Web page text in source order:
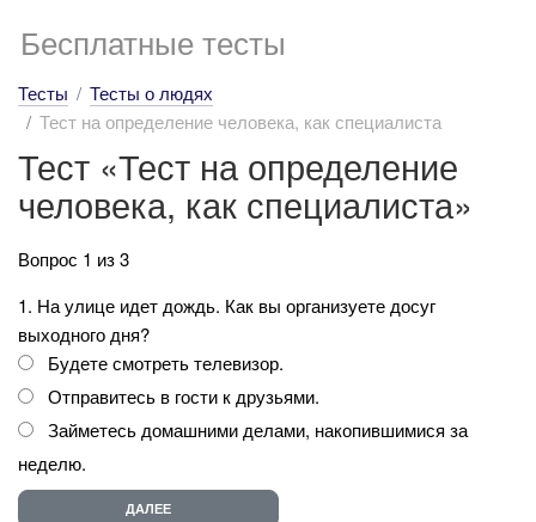
Бесплатные тесты
Тесты
Тесты о людях
Тест на определение человека, как специалиста
Тест «Тест на определение
человека, как специалиста»
Вопрос 1 из 3
1. На улице идет дождь. Как вы организуете досуг
выходного дня?
Будете смотреть телевизор.
Отправитесь в гости к друзьями.
Займетесь домашними делами, накопившимися за
неделю.